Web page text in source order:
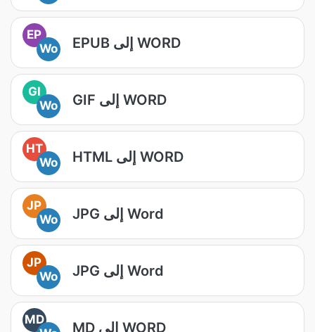
EP
Wo
EPUB إلى WORD
GI
Wo
GIF إلى WORD
HT
Wo
HTML إلى WORD
JP
Wo
JPG إلى Word
JP
Wo
JPG إلى Word
MD
MD إلى WORD